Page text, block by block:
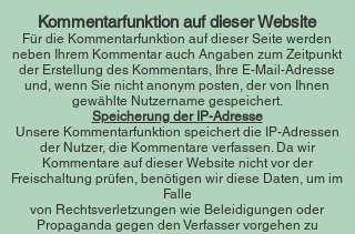
Kommentarfunktion auf dieser Website
Für die Kommentarfunktion auf dieser Seite werden
neben Ihrem Kommentar auch Angaben zum Zeitpunkt
der Erstellung des Kommentars, Ihre E-Mail-Adresse
und, wenn Sie nicht anonym posten, der von Ihnen
gewählte Nutzername gespeichert.
Speicherung der IP-Adresse
Unsere Kommentarfunktion speichert die IP-Adressen
der Nutzer, die Kommentare verfassen. Da wir
Kommentare auf dieser Website nicht vor der
Freischaltung prüfen, benötigen wir diese Daten, um im
Falle
von Rechtsverletzungen wie Beleidigungen oder
Propaganda gegen den Verfasser vorgehen zu